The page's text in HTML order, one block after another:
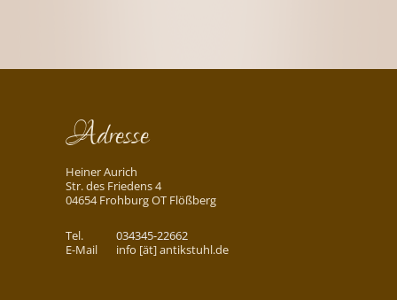
Adresse
Heiner Aurich
Str. des Friedens 4
04654 Frohburg OT Flößberg
Tel.
034345-22662
E-Mail
info [ät] antikstuhl.de